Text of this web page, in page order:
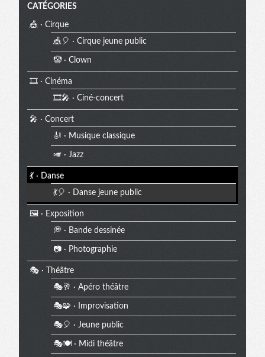
CATÉGORIES
🎪 · Cirque
🎪🎈 · Cirque jeune public
🤡 · Clown
🎞️ · Cinéma
🎞️🎤 · Ciné-concert
🎤 · Concert
🎻 · Musique classique
🎺 · Jazz
💃 · Danse
💃🎈 · Danse jeune public
🖼️ · Exposition
💭 · Bande dessinée
📷 · Photographie
🎭 · Théâtre
🎭🥂 · Apéro théâtre
🎭🧩 · Improvisation
🎭🎈 · Jeune public
🎭🍽️ · Midi théâtre